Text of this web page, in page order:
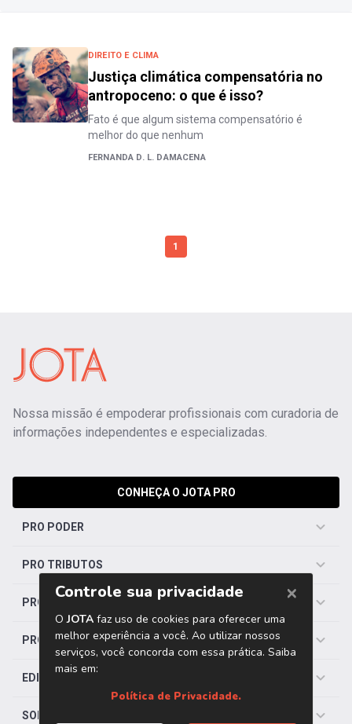
DIREITO E CLIMA
Justiça climática compensatória no
antropoceno: o que é isso?
Fato é que algum sistema compensatório é
melhor do que nenhum
FERNANDA D. L. DAMACENA
1
Nossa missão é empoderar profissionais com curadoria de
informações independentes e especializadas.
CONHEÇA O JOTA PRO
PRO PODER
PRO TRIBUTOS
PRO TRABALHISTA
PRO SAÚDE
EDITORIAS
SOBRE O JOTA